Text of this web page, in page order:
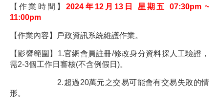
【作業時間】2024年12月13日 星期五 07:30pm ~
11:00pm
【作業內容】戶政資訊系統維護作業。
【影響範圍】1.官網會員註冊/修改身分資料採人工驗證，
需2-3個工作日審核(不含例假日)。
2.超過20萬元之交易可能會有交易失敗的情
形。